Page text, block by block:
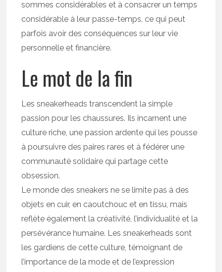
sommes considérables et à consacrer un temps
considérable à leur passe-temps, ce qui peut
parfois avoir des conséquences sur leur vie
personnelle et financière.
Le mot de la fin
Les sneakerheads transcendent la simple
passion pour les chaussures. Ils incarnent une
culture riche, une passion ardente qui les pousse
à poursuivre des paires rares et à fédérer une
communauté solidaire qui partage cette
obsession.
Le monde des sneakers ne se limite pas à des
objets en cuir, en caoutchouc et en tissu, mais
reflète également la créativité, l’individualité et la
persévérance humaine. Les sneakerheads sont
les gardiens de cette culture, témoignant de
l’importance de la mode et de l’expression